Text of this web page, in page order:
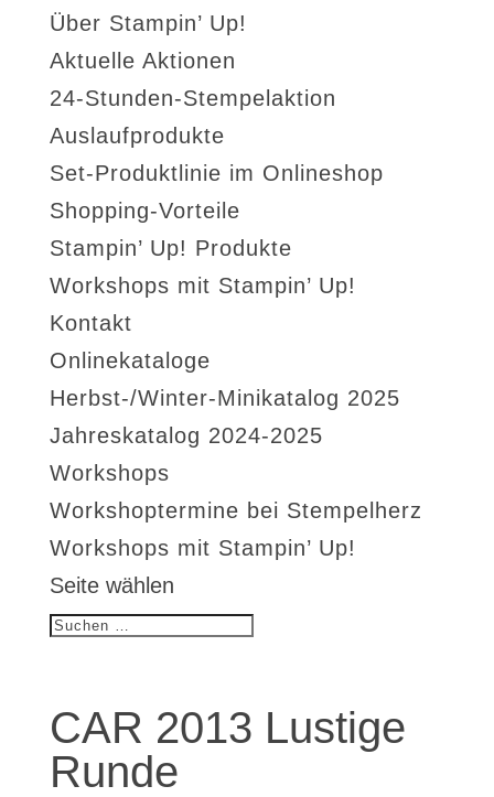
Über Stampin’ Up!
Aktuelle Aktionen
24-Stunden-Stempelaktion
Auslaufprodukte
Set-Produktlinie im Onlineshop
Shopping-Vorteile
Stampin’ Up! Produkte
Workshops mit Stampin’ Up!
Kontakt
Onlinekataloge
Herbst-/Winter-Minikatalog 2025
Jahreskatalog 2024-2025
Workshops
Workshoptermine bei Stempelherz
Workshops mit Stampin’ Up!
Seite wählen
CAR 2013 Lustige
Runde